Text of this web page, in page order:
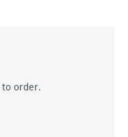
to order.